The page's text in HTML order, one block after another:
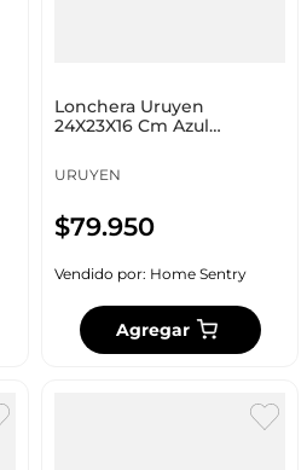
Lonchera Uruyen
24X23X16 Cm Azul
URUYEN
$79.950
Vendido por: Home Sentry
Agregar